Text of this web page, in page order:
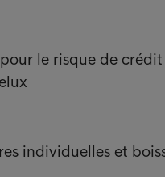
pour le risque de
individuelles et